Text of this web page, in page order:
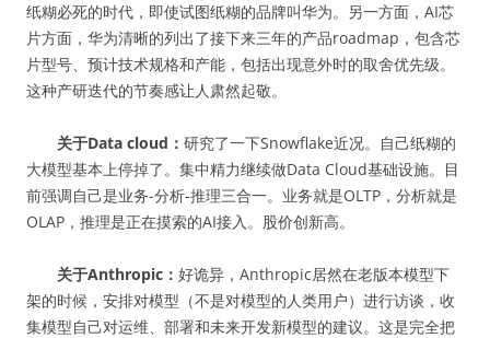
纸糊必死的时代，即使试图纸糊的品牌叫华为。另一方面，AI芯
片方面，华为清晰的列出了接下来三年的产品roadmap，包含芯
片型号、预计技术规格和产能，包括出现意外时的取舍优先级。
这种产研迭代的节奏感让人肃然起敬。
关于Data cloud： 研究了一下Snowflake近况。自己纸糊的
大模型基本上停掉了。集中精力继续做Data Cloud基础设施。目
前强调自己是业务-分析-推理三合一。业务就是OLTP，分析就是
OLAP，推理是正在摸索的AI接入。股价创新高。
关于Anthropic： 好诡异，Anthropic居然在老版本模型下
架的时候，安排对模型（不是对模型的人类用户）进行访谈，收
集模型自己对运维、部署和未来开发新模型的建议。这是完全把